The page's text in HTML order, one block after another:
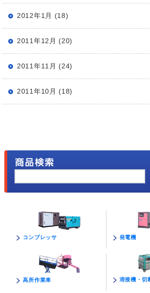
2012年1月 (18)
2011年12月 (20)
2011年11月 (24)
2011年10月 (18)
コンプレッサ 発電機
高所作業車 溶接機・切